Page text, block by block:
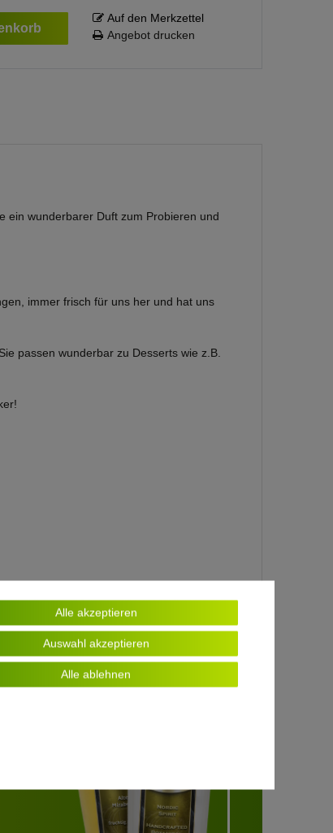
Auf den Merkzettel
Angebot drucken
ein wunderbarer Duft zum Probieren und
immer frisch für uns her und hat uns
passen wunderbar zu Desserts wie z.B.
Alle akzeptieren
Auswahl akzeptieren
Alle ablehnen